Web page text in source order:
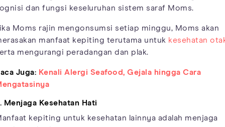
dan fungsi keseluruhan sistem saraf Moms.
Moms rajin mengonsumsi setiap minggu, Moms akan
manfaat kepiting terutama untuk kesehatan
mengurangi peradangan dan plak.
Juga: Kenali Alergi Seafood, Gejala hingga Cara
Menjaga Kesehatan Hati
kepiting untuk kesehatan lainnya adalah menjaga